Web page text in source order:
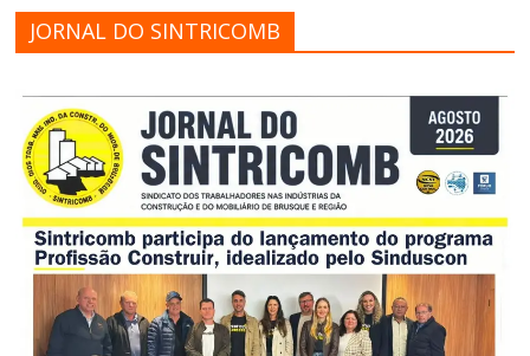
JORNAL DO SINTRICOMB